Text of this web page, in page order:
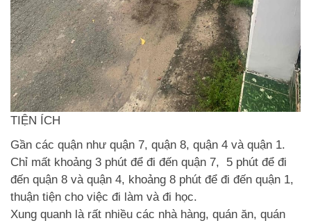
TIỆN ÍCH
Gần các quận như quận 7, quận 8, quận 4 và quận 1.
Chỉ mất khoảng 3 phút để đi đến quận 7, 5 phút để đi
đến quận 8 và quận 4, khoảng 8 phút để đi đến quận 1,
thuận tiện cho việc đi làm và đi học.
Xung quanh là rất nhiều các nhà hàng, quán ăn, quán